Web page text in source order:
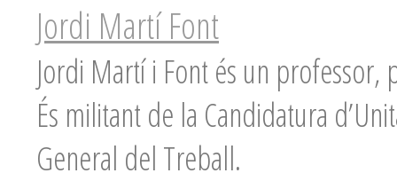
Jordi Martí Font
Jordi Martí i Font és un professor,
És militant de la Candidatura
General del Treball.